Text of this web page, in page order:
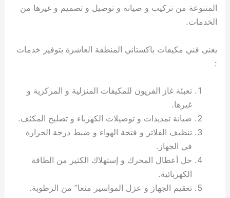
المتنوعة من تركيب و صيانة و توصيل و تصميم و غيرها من
الخدمات.
يعنى فني مكيفات باكستاني المنطقة العاشرة بتوفير خدمات
:
تعبئة غاز الفريون للمكيفات المنزلية و المركزية و
غيرها.
صيانة تمديدات و توصيلات الكهرباء و تصليح المكثف.
تنظيف الفلاتر و فتحة الهواء و ضبط درجة الحرارة
في الجهاز.
حل أعطال المحرك و إستهلاك الكثير من الطاقة
الكهربائية.
تعقيم الجهاز و عزل المواسير منعا” من الرطوبة.